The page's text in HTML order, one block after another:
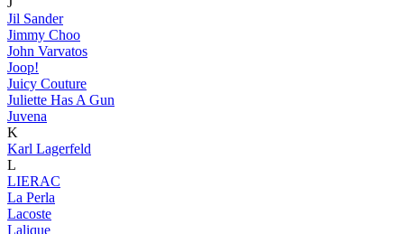
Jil Sander
Jimmy Choo
John Varvatos
Joop!
Juicy Couture
Juliette Has A Gun
Juvena
K
Karl Lagerfeld
L
LIERAC
La Perla
Lacoste
Lalique